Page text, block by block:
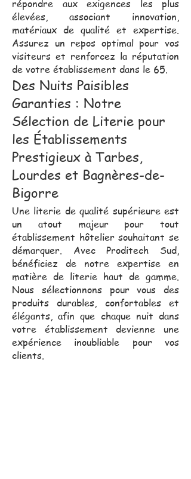
répondre aux exigences les plus
élevées, associant innovation,
matériaux de qualité et expertise.
Assurez un repos optimal pour vos
visiteurs et renforcez la réputation
de votre établissement dans le 65.
Des Nuits Paisibles
Garanties : Notre
Sélection de Literie pour
les Établissements
Prestigieux à Tarbes,
Lourdes et Bagnères-de-
Bigorre
Une literie de qualité supérieure est
un atout majeur pour tout
établissement hôtelier souhaitant se
démarquer. Avec Proditech Sud,
bénéficiez de notre expertise en
matière de literie haut de gamme.
Nous sélectionnons pour vous des
produits durables, confortables et
élégants, afin que chaque nuit dans
votre établissement devienne une
expérience inoubliable pour vos
clients.